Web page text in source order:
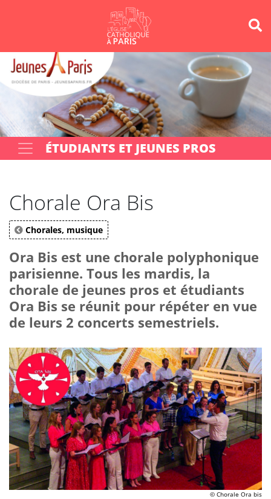
Votre recherche OK
ÉTUDIANTS ET JEUNES PROS
Chorale Ora Bis
Chorales, musique
Ora Bis est une chorale polyphonique
parisienne. Tous les mardis, la
chorale de jeunes pros et étudiants
Ora Bis se réunit pour répéter en vue
de leurs 2 concerts semestriels.
© Chorale Ora bis
Panneau de gestion des cookies